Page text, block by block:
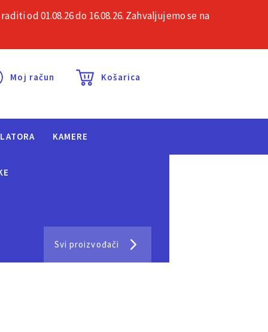
pitanja Kontakt
Moj račun Košarica
KAMERE
Svi proizvođači
od 01.08.26 do 16.08.26. Zahvaljujemo se na